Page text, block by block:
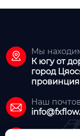

Мы
К югу от
город
провинция

Наш
Наш